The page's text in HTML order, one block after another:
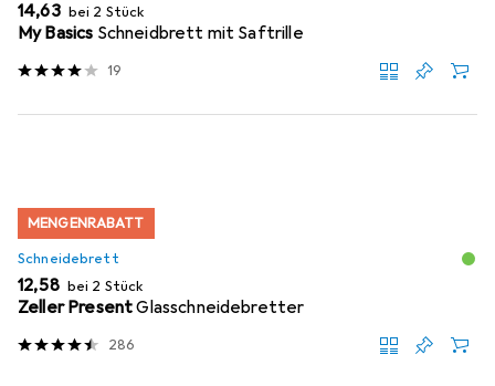
EUR
14,63 bei 2 Stück
My Basics Schneidbrett mit Saftrille
19
MENGENRABATT
Schneidebrett
EUR
12,58 bei 2 Stück
Zeller PresentGlasschneidebretter
286